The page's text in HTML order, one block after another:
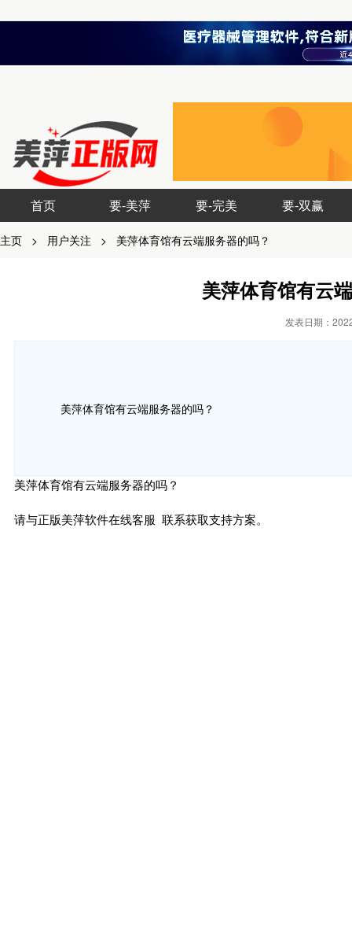
首页 要-美萍 要-完美 要-双赢
主页 > 用户关注 > 美萍体育馆有云端服务器的吗？
美萍体育馆有云
发表日期：
美萍体育馆有云端服务器的吗？
美萍体育馆有云端服务器的吗？
请与正版美萍软件在线客服 联系获取支持方案。